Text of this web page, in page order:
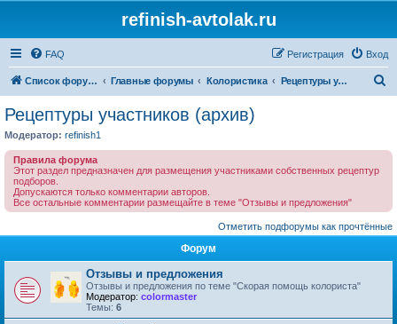
refinish-avtolak.ru
FAQ Вход
Регистрация
Список форумов Главные форумы Колористика Рецептуры участников (архив)
Рецептуры участников (архив)
Модератор: refinish1
Правила форума
Этот раздел предназначен для размещения участниками собственных рецептур
подборов.
Допускаются только комментарии авторов.
Все остальные комментарии размещайте в теме "Отзывы и предложения"
Отметить подфорумы как прочтённые
Форум
Отзывы и предложения
Отзывы и предложения по теме "Скорая помощь колориста"
Модератор: colormaster
Темы: 6